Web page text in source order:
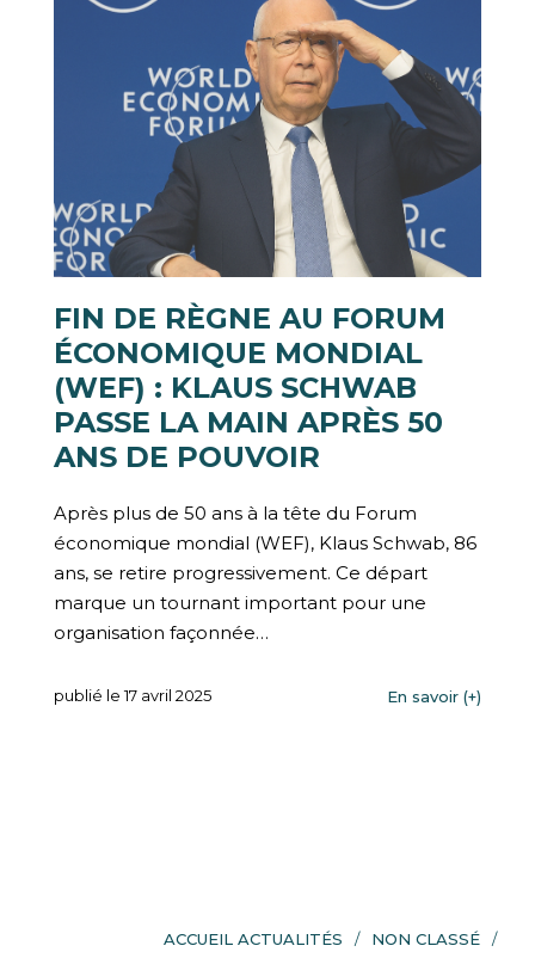
FIN DE RÈGNE AU FORUM
ÉCONOMIQUE MONDIAL
(WEF) : KLAUS SCHWAB
PASSE LA MAIN APRÈS 50
ANS DE POUVOIR
Après plus de 50 ans à la tête du Forum
économique mondial (WEF), Klaus Schwab, 86
ans, se retire progressivement. Ce départ
marque un tournant important pour une
organisation façonnée…
publié le 17 avril 2025 En savoir (+)
ACCUEIL ACTUALITÉS NON CLASSÉ